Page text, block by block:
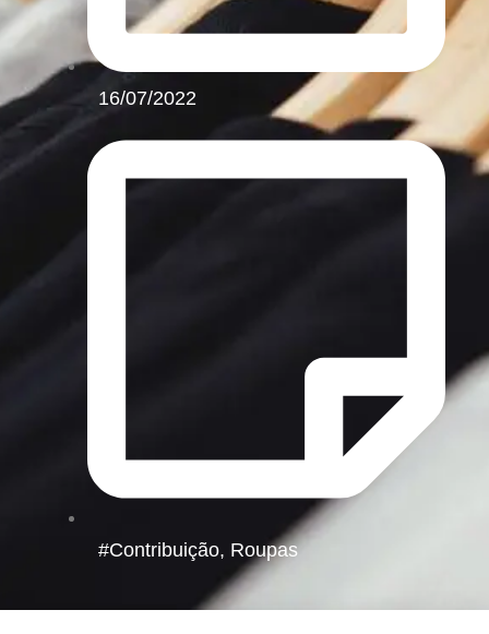
16/07/2022
#Contribuição, Roupas